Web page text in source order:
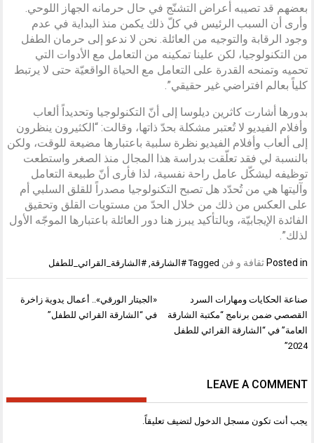
بعضهم قد تصيبه أعراض التشنّج في حال حرمانه الجهاز اللوحي.
وأرى أن السبب الرئيس في كلّ ذلك يكمن منذ البداية في عدم
وجود الرقابة والتوجيه من العائلة. نحن لا ندعو إلى حرمان الطفل
من التكنولوجيا، لكن علينا تمكينه من التعامل مع الأدوات التي
تحميه وتمنحه القدرة على التعامل مع الحياة الواقعيّة حتى لا يرتبط
كلياً بعالم افتراضي غير حقيقي”.
بدورها أشارت كاثرين ديلوسا إلى أنّ التكنولوجيا وتحديداً ألعاب
وأفلام الفيديو لا تُعتبر مشكلة بحدّ ذاتها، وقالت: “الكثيرون ينظرون
إلى ألعاب وأفلام الفيديو نظرة سلبية باعتبارها مضيعة للوقت، ولكن
بالنسبة لي فقد تعلّقت بدراسة هذا المجال منذ الصغر واستطعت
توظيفه ليشكّل عامل راحة نفسية، لذا فأرى أنّ طبيعة التعامل
وآليتها هي من تُحدّد هل تصبح التكنولوجيا مصدراً للقلق السلبي أم
على العكس من ذلك من خلال الحدّ من مستويات القلق وتحقيق
الفائدة الإيجابيّة، وبالتأكيد يبرز هنا دور العائلة باعتبارها الموجّه الأول
لذلك”.
Posted in ثقافة و فن Tagged #الشارقة ,#الشارقة_القرائي_للطفل
تصفّح
المقالات
«الجيتار الورقي».. أعمال يدوية زاخرة
في “الشارقة القرائي للطفل”
صناعة الحكايات ومهارات السرد
القصصي ضمن برنامج “مكتبة الشارقة
العامة” في “الشارقة القرائي للطفل
2024”
LEAVE A COMMENT
يجب أنت تكون مسجل الدخول لتضيف تعليقاً.